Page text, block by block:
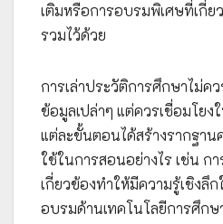
เติมหรือการอบรมพิเศษที่เกี่
รวมไว้ด้วย
การเล่าประวัติการศึกษาไม่ค
ข้อมูลเปล่าๆ แต่ควรเชื่อมโยง
แต่ละขั้นตอนได้สร้างรากฐา
ใช้ในการสอนอย่างไร เช่น ก
เกี่ยวข้องทำให้มีความรู้เชิงลึ
อบรมด้านเทคโนโลยีการศึกษ